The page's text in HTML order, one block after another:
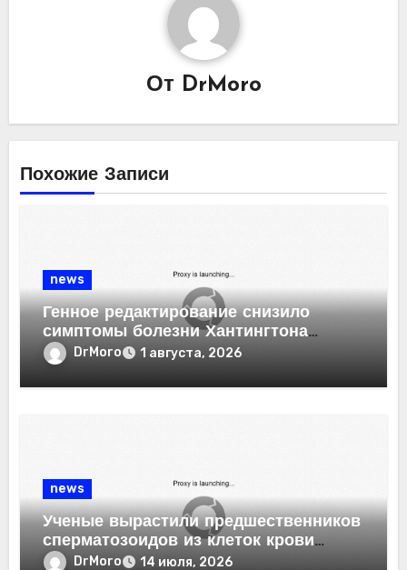
От DrMoro
Похожие Записи
news
Генное редактирование снизило
симптомы болезни Хантингтона
у мышей
DrMoro 1 августа, 2026
news
Ученые вырастили предшественников
сперматозоидов из клеток крови
человека
DrMoro 14 июля, 2026